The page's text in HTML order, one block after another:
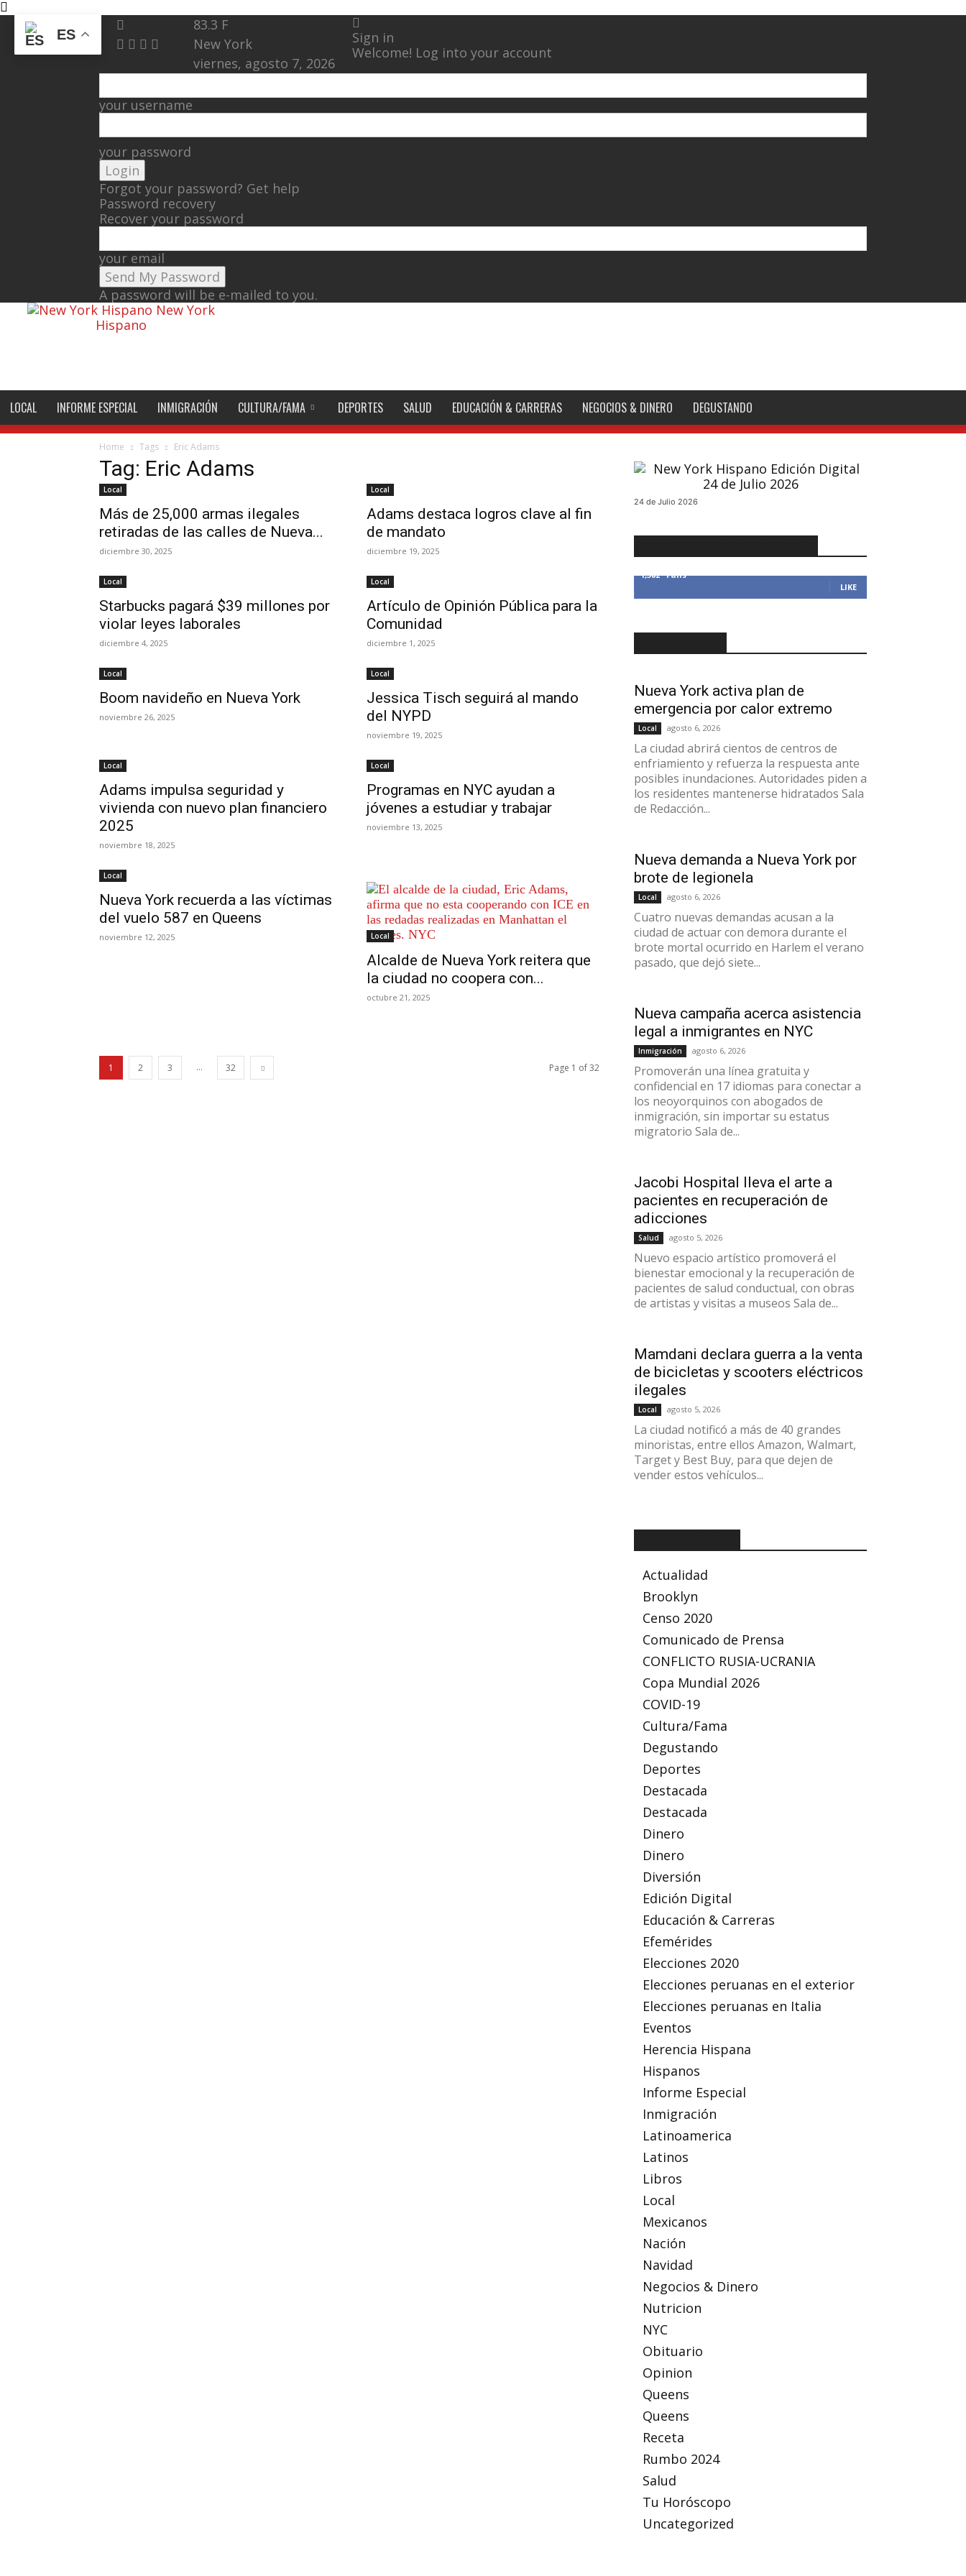
83.3 F
New York
viernes, agosto 7, 2026
Sign in
Welcome! Log into your account
your username
your password
Forgot your password? Get help
Password recovery
Recover your password
your email
A password will be e-mailed to you.
New York
Hispano
LOCAL INFORME ESPECIAL INMIGRACIÓN CULTURA/FAMA DEPORTES SALUD EDUCACIÓN & CARRERAS NEGOCIOS & DINERO DEGUSTANDO
Home Tags Eric Adams
Tag: Eric Adams
Local
Más de 25,000 armas ilegales
retiradas de las calles de Nueva...
diciembre 30, 2025
Local
Adams destaca logros clave al fin
de mandato
diciembre 19, 2025
Local
Starbucks pagará $39 millones por
violar leyes laborales
diciembre 4, 2025
Local
Artículo de Opinión Pública para la
Comunidad
diciembre 1, 2025
Local
Boom navideño en Nueva York
noviembre 26, 2025
Local
Jessica Tisch seguirá al mando
del NYPD
noviembre 19, 2025
Local
Adams impulsa seguridad y
vivienda con nuevo plan financiero
2025
noviembre 18, 2025
Local
Programas en NYC ayudan a
jóvenes a estudiar y trabajar
noviembre 13, 2025
Local
Nueva York recuerda a las víctimas
del vuelo 587 en Queens
noviembre 12, 2025 Local
Alcalde de Nueva York reitera que
la ciudad no coopera con...
octubre 21, 2025
1 2 3 ... 32 Page 1 of 32
24 de Julio 2026
1,382 Fans
LIKE
Nueva York activa plan de
emergencia por calor extremo
Local agosto 6, 2026
La ciudad abrirá cientos de centros de
enfriamiento y refuerza la respuesta ante
posibles inundaciones. Autoridades piden a
los residentes mantenerse hidratados Sala
de Redacción...
Nueva demanda a Nueva York por
brote de legionela
Local agosto 6, 2026
Cuatro nuevas demandas acusan a la
ciudad de actuar con demora durante el
brote mortal ocurrido en Harlem el verano
pasado, que dejó siete...
Nueva campaña acerca asistencia
legal a inmigrantes en NYC
Inmigración agosto 6, 2026
Promoverán una línea gratuita y
confidencial en 17 idiomas para conectar a
los neoyorquinos con abogados de
inmigración, sin importar su estatus
migratorio Sala de...
Jacobi Hospital lleva el arte a
pacientes en recuperación de
adicciones
Salud agosto 5, 2026
Nuevo espacio artístico promoverá el
bienestar emocional y la recuperación de
pacientes de salud conductual, con obras
de artistas y visitas a museos Sala de...
Mamdani declara guerra a la venta
de bicicletas y scooters eléctricos
ilegales
Local agosto 5, 2026
La ciudad notificó a más de 40 grandes
minoristas, entre ellos Amazon, Walmart,
Target y Best Buy, para que dejen de
vender estos vehículos...
Actualidad
Brooklyn
Censo 2020
Comunicado de Prensa
CONFLICTO RUSIA-UCRANIA
Copa Mundial 2026
COVID-19
Cultura/Fama
Degustando
Deportes
Destacada
Destacada
Dinero
Dinero
Diversión
Edición Digital
Educación & Carreras
Efemérides
Elecciones 2020
Elecciones peruanas en el exterior
Elecciones peruanas en Italia
Eventos
Herencia Hispana
Hispanos
Informe Especial
Inmigración
Latinoamerica
Latinos
Libros
Local
Mexicanos
Nación
Navidad
Negocios & Dinero
Nutricion
NYC
Obituario
Opinion
Queens
Queens
Receta
Rumbo 2024
Salud
Tu Horóscopo
Uncategorized
ES